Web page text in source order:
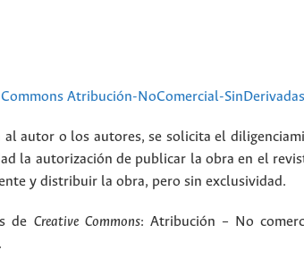
Atribución-NoComercial-
autor o los autores, se solicita el
la autorización de publicar la obra en el
y distribuir la obra, pero sin exclusividad.
de Creative Commons: Atribución – No